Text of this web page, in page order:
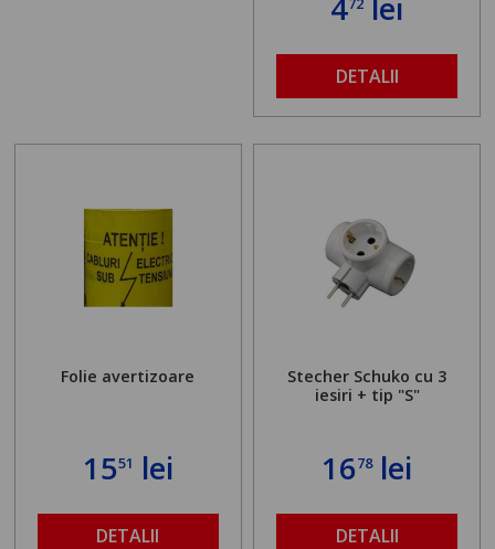
4 lei
DETALII
Folie avertizoare
1551 lei
DETALII
Stecher Schuko cu 3
iesiri + tip "S"
1678lei
DETALII